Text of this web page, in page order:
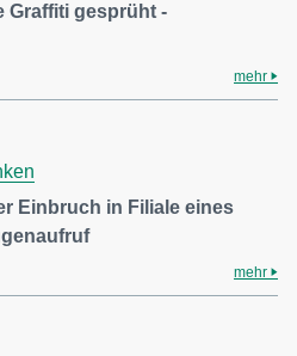
Graffiti gesprüht -
mehr
Einbruch in Filiale eines
mehr